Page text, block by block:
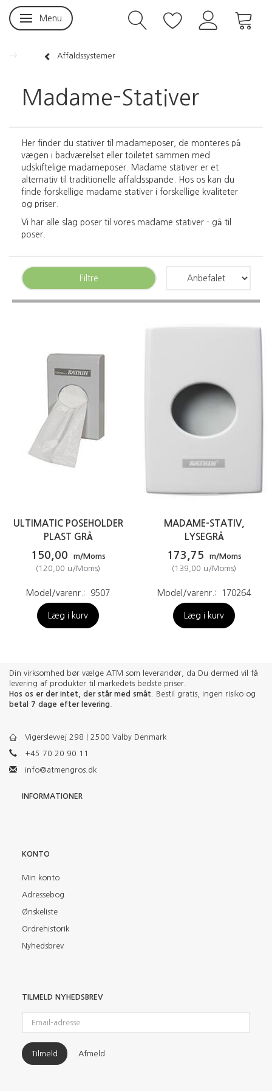
Skifte navigation
Menu
Affaldssystemer
Madame-Stativer
Her finder du stativer til madameposer, de monteres på
vægen i badværelset eller toiletet sammen med
udskiftelige madameposer. Madame stativer er et
alternativ til traditionelle affaldsspande. Hos os kan du
finde forskellige madame stativer i forskellige kvaliteter
og priser.
Vi har alle slag poser til vores madame stativer - gå til
poser
Filtre
ULTIMATIC POSEHOLDER
PLAST GRÅ
150,00
m/Moms
(120,00 u/Moms)
Model/varenr.: 9507
Læg i kurv
MADAME-STATIV,
LYSEGRÅ
173,75
m/Moms
(139,00 u/Moms)
Model/varenr.: 170264
Læg i kurv
Din virksomhed bør vælge ATM som leverandør, da Du dermed vil få
levering af produkter til markedets bedste priser.
Hos os er der intet, der står med småt . Bestil gratis, ingen risiko og
betal 7 dage efter levering
Vigerslevvej 298 | 2500 Valby Denmark
+45 70 20 90 11
info@atmengros.dk
INFORMATIONER
KONTO
Min konto
Adressebog
Ønskeliste
Ordrehistorik
Nyhedsbrev
TILMELD NYHEDSBREV
adresse
Tilmeld Afmeld